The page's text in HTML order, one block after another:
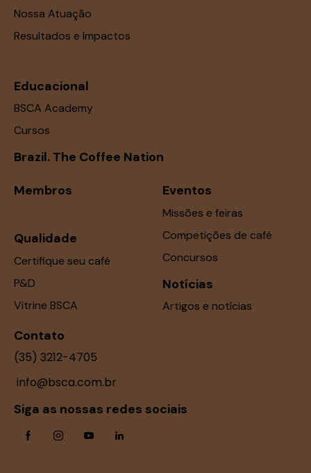
Nossa Atuação
Resultados e Impactos
Educacional
BSCA Academy
Cursos
Brazil. The Coffee Nation
Membros
Qualidade
Certifique seu café
P&D
Vitrine BSCA
Eventos
Missões e feiras
Competições de café
Concursos
Notícias
Artigos e notícias
Contato
(35) 3212-4705
info@bsca.com.br
Siga as nossas redes sociais